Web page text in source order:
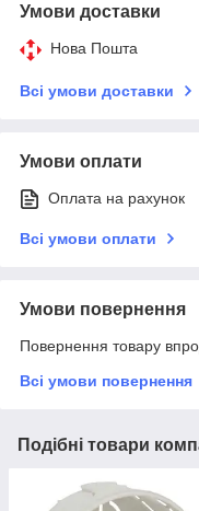
Умови доставки
Нова Пошта
Всі умови доставки
Умови оплати
Оплата на рахунок
Всі умови оплати
Умови повернення
Повернення товару
Всі умови повернення
Подібні товари